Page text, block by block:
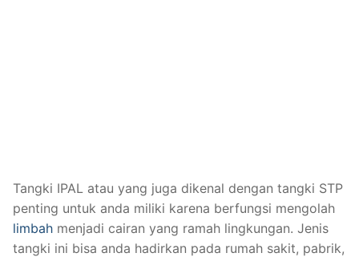
Tangki IPAL atau yang juga dikenal dengan tangki STP
penting untuk anda miliki karena berfungsi mengolah
limbah menjadi cairan yang ramah lingkungan. Jenis
tangki ini bisa anda hadirkan pada rumah sakit, pabrik,